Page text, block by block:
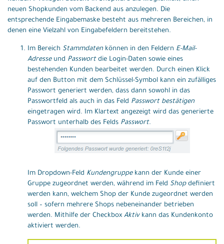
neuen Shopkunden vom Backend aus anzulegen. Die
entsprechende Eingabemaske besteht aus mehreren Bereichen, in
denen eine Vielzahl von Eingabefeldern bereitstehen.
Im Bereich Stammdaten können in den Feldern E-Mail-
Adresseund Passwortdie Login-Daten sowie eines
bestehenden Kunden bearbeitet werden. Durch einen Klick
auf den Button mit dem Schlüssel-Symbol kann ein zufälliges
Passwort generiert werden, dass dann sowohl in das
Passwortfeld als auch in das Feld Passwort bestätigen
eingetragen wird. Im Klartext angezeigt wird das generierte
Passwort unterhalb des Felds Passwort.
Im Dropdown-Feld Kundengruppekann der Kunde einer
Gruppe zugeordnet werden, während im Feld Shopdefiniert
werden kann, welchem Shop der Kunde zugeordnet werden
soll – sofern mehrere Shops nebeneinander betrieben
werden. Mithilfe der Checkbox Aktivkann das Kundenkonto
aktiviert werden.